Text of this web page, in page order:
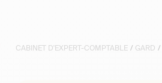
CABINET D'EXPERT-COMPTABLE / GARD /